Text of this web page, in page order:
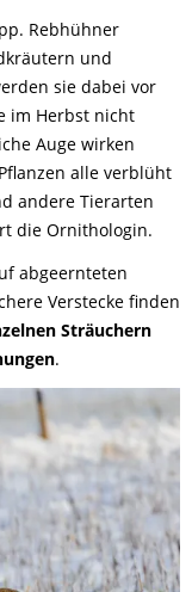
Rebhühner
und
sie dabei vor
im Herbst nicht
Auge wirken
alle verblüht
andere Tierarten
die Ornithologin.
abgeernteten
Verstecke finden
Sträuchern
.